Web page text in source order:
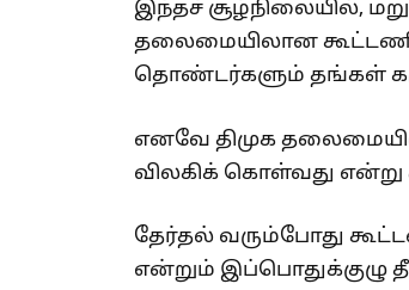
இந்தச் சூழ்நிலையில்,
தலைமையிலான
தொண்டர்களும் தங்கள்
எனவே திமுக
விலகிக் கொள்வது என்று
தேர்தல் வரும்போது
என்றும் இப்பொதுக்குழு